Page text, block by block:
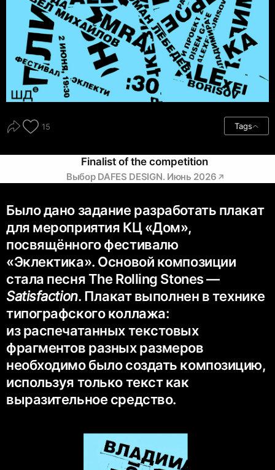
15 Tags
Finalist of the competition
Выбор DAFES DESIGN. Июнь 2026
Было дано задание разработать плакат
для мероприятия КЦ «Дом»,
посвящённого фестивалю
«Эклектика». Основой композиции
стала песня The Rolling Stones —
Satisfaction. Плакат выполнен в технике
типографского коллажа:
из распечатанных текстовых
фрагментов разных размеров
необходимо было создать композицию,
используя только текст как
выразительное средство.